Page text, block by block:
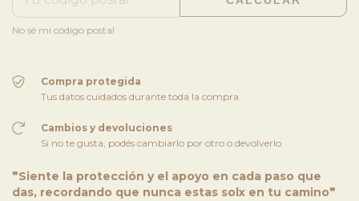
No sé mi código postal
Compra protegida
Tus datos cuidados durante toda la compra.
Cambios y devoluciones
Si no te gusta, podés cambiarlo por otro o devolverlo.
❞Siente la protección y el apoyo en cada paso que
das, recordando que nunca estas solx en tu camino❞